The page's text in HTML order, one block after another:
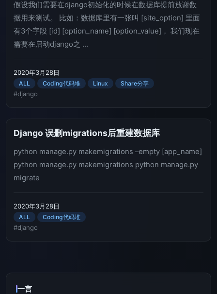
假设我们需要在django初始化的时候在数据库提前放谢数
据用来测试。 比如：数据库里有一张叫 [site_option] 里面
有3个字段 [id] [option_name] [option_value]， 我们现在
需要在启动django之 ...
2020年3月28日
ALL Coding代码堆 Linux Share分享
#django
Django 误删migrations后重建数据库
python manage.py makemigrations –empty [app_name]
python manage.py makemigrations python manage.py
migrate
2020年3月28日
ALL Coding代码堆
#django
一言